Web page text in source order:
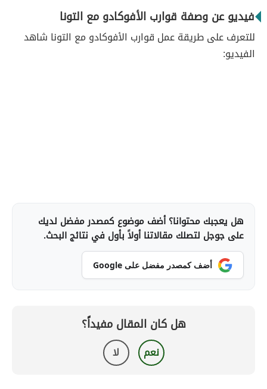
فيديو عن وصفة قوارب الأفوكادو مع التونا
للتعرف على طريقة عمل قوارب الأفوكادو مع التونا شاهد
الفيديو:
هل يعجبك محتوانا؟ أضف موضوع كمصدر مفضل لديك
على جوجل لتصلك مقالاتنا أولاً بأول في نتائج البحث.
أضف كمصدر مفضل على Google
هل كان المقال مفيداً؟
نعم لا